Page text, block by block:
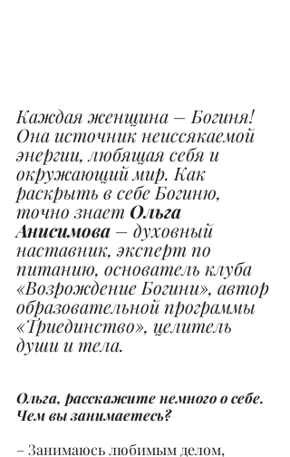
Каждая женщина – Богиня!
Она источник неиссякаемой
энергии, любящая себя и
окружающий мир. Как
раскрыть в себе Богиню,
точно знает Ольга
Анисимова – духовный
наставник, эксперт по
питанию, основатель клуба
«Возрождение Богини», автор
образовательной программы
«Триединство», целитель
души и тела.
Ольга, расскажите немного о себе.
Чем вы занимаетесь?
– Занимаюсь любимым делом,